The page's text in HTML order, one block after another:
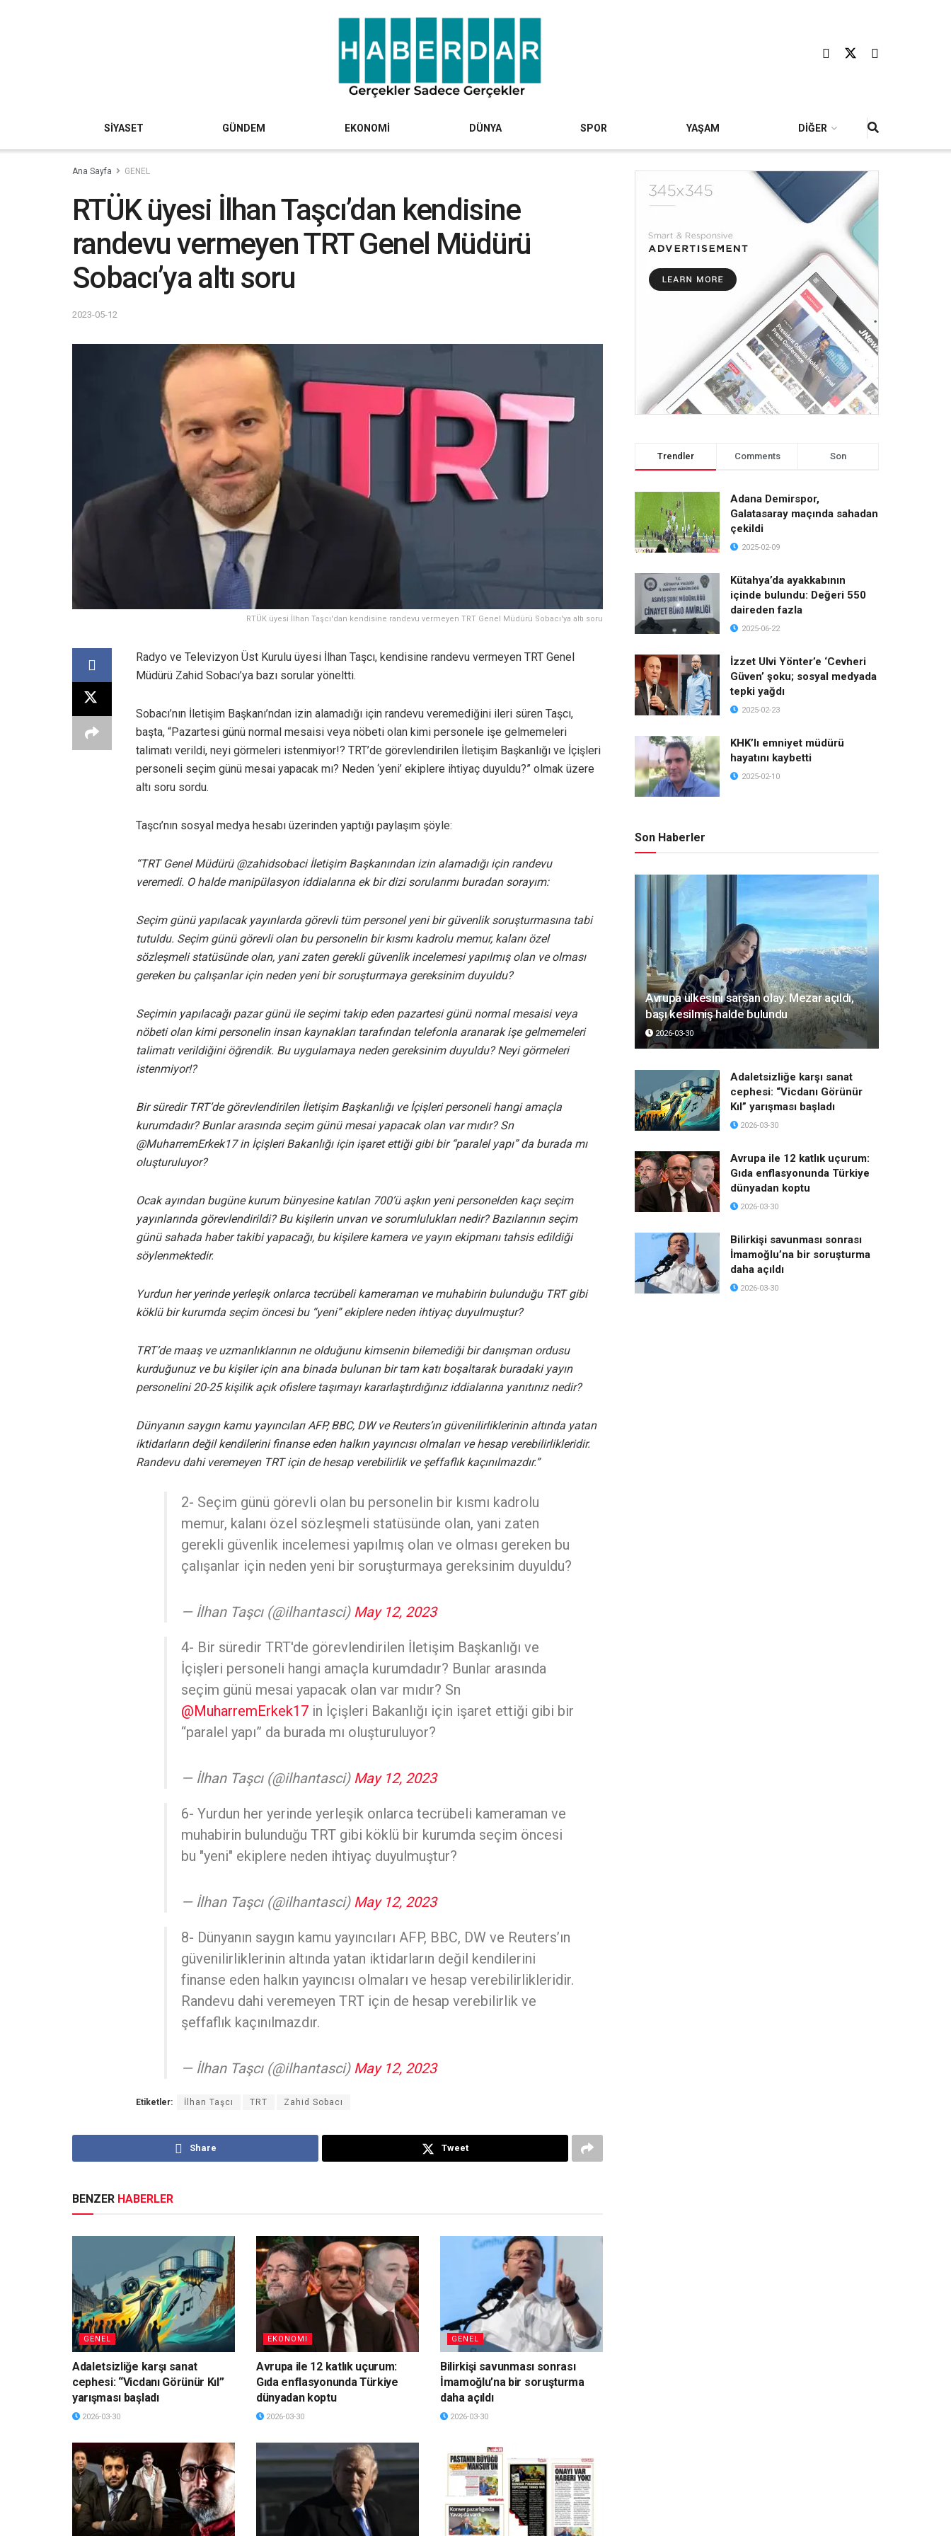
SİYASET GÜNDEM EKONOMİ DÜNYA SPOR YAŞAM DİĞER
Ana Sayfa GENEL
RTÜK üyesi İlhan Taşcı’dan kendisine
randevu vermeyen TRT Genel Müdürü
Sobacı’ya altı soru
2023-05-12
RTÜK üyesi İlhan Taşcı'dan kendisine randevu vermeyen TRT Genel Müdürü Sobacı'ya altı soru
Radyo ve Televizyon Üst Kurulu üyesi İlhan Taşcı, kendisine randevu vermeyen TRT Genel
Müdürü Zahid Sobacı’ya bazı sorular yöneltti.
Sobacı’nın İletişim Başkanı’ndan izin alamadığı için randevu veremediğini ileri süren Taşcı,
başta, “Pazartesi günü normal mesaisi veya nöbeti olan kimi personele işe gelmemeleri
talimatı verildi, neyi görmeleri istenmiyor!? TRT’de görevlendirilen İletişim Başkanlığı ve İçişleri
personeli seçim günü mesai yapacak mı? Neden ‘yeni’ ekiplere ihtiyaç duyuldu?” olmak üzere
altı soru sordu.
Taşcı’nın sosyal medya hesabı üzerinden yaptığı paylaşım şöyle:
“TRT Genel Müdürü @zahidsobaci İletişim Başkanından izin alamadığı için randevu
veremedi. O halde manipülasyon iddialarına ek bir dizi sorularımı buradan sorayım:
Seçim günü yapılacak yayınlarda görevli tüm personel yeni bir güvenlik soruşturmasına tabi
tutuldu. Seçim günü görevli olan bu personelin bir kısmı kadrolu memur, kalanı özel
sözleşmeli statüsünde olan, yani zaten gerekli güvenlik incelemesi yapılmış olan ve olması
gereken bu çalışanlar için neden yeni bir soruşturmaya gereksinim duyuldu?
Seçimin yapılacağı pazar günü ile seçimi takip eden pazartesi günü normal mesaisi veya
nöbeti olan kimi personelin insan kaynakları tarafından telefonla aranarak işe gelmemeleri
talimatı verildiğini öğrendik. Bu uygulamaya neden gereksinim duyuldu? Neyi görmeleri
istenmiyor!?
Bir süredir TRT’de görevlendirilen İletişim Başkanlığı ve İçişleri personeli hangi amaçla
kurumdadır? Bunlar arasında seçim günü mesai yapacak olan var mıdır? Sn
@MuharremErkek17 in İçişleri Bakanlığı için işaret ettiği gibi bir “paralel yapı” da burada mı
oluşturuluyor?
Ocak ayından bugüne kurum bünyesine katılan 700’ü aşkın yeni personelden kaçı seçim
yayınlarında görevlendirildi? Bu kişilerin unvan ve sorumlulukları nedir? Bazılarının seçim
günü sahada haber takibi yapacağı, bu kişilere kamera ve yayın ekipmanı tahsis edildiği
söylenmektedir.
Yurdun her yerinde yerleşik onlarca tecrübeli kameraman ve muhabirin bulunduğu TRT gibi
köklü bir kurumda seçim öncesi bu “yeni” ekiplere neden ihtiyaç duyulmuştur?
TRT’de maaş ve uzmanlıklarının ne olduğunu kimsenin bilemediği bir danışman ordusu
kurduğunuz ve bu kişiler için ana binada bulunan bir tam katı boşaltarak buradaki yayın
personelini 20-25 kişilik açık ofislere taşımayı kararlaştırdığınız iddialarına yanıtınız nedir?
Dünyanın saygın kamu yayıncıları AFP, BBC, DW ve Reuters’ın güvenilirliklerinin altında yatan
iktidarların değil kendilerini finanse eden halkın yayıncısı olmaları ve hesap verebilirlikleridir.
Randevu dahi veremeyen TRT için de hesap verebilirlik ve şeffaflık kaçınılmazdır.”
2- Seçim günü görevli olan bu personelin bir kısmı kadrolu
memur, kalanı özel sözleşmeli statüsünde olan, yani zaten
gerekli güvenlik incelemesi yapılmış olan ve olması gereken bu
çalışanlar için neden yeni bir soruşturmaya gereksinim duyuldu?
— İlhan Taşcı (@ilhantasci) May 12, 2023
4- Bir süredir TRT'de görevlendirilen İletişim Başkanlığı ve
İçişleri personeli hangi amaçla kurumdadır? Bunlar arasında
seçim günü mesai yapacak olan var mıdır? Sn
@MuharremErkek17 in İçişleri Bakanlığı için işaret ettiği gibi bir
“paralel yapı” da burada mı oluşturuluyor?
— İlhan Taşcı (@ilhantasci) May 12, 2023
6- Yurdun her yerinde yerleşik onlarca tecrübeli kameraman ve
muhabirin bulunduğu TRT gibi köklü bir kurumda seçim öncesi
bu "yeni" ekiplere neden ihtiyaç duyulmuştur?
— İlhan Taşcı (@ilhantasci) May 12, 2023
8- Dünyanın saygın kamu yayıncıları AFP, BBC, DW ve Reuters’ın
güvenilirliklerinin altında yatan iktidarların değil kendilerini
finanse eden halkın yayıncısı olmaları ve hesap verebilirlikleridir.
Randevu dahi veremeyen TRT için de hesap verebilirlik ve
şeffaflık kaçınılmazdır.
— İlhan Taşcı (@ilhantasci) May 12, 2023
Etiketler: İlhan Taşcı TRT Zahid Sobacı
Share Tweet
BENZER HABERLER
GENEL
Adaletsizliğe karşı sanat
cephesi: “Vicdanı Görünür Kıl”
yarışması başladı
2026-03-30
EKONOMI
Avrupa ile 12 katlık uçurum:
Gıda enflasyonunda Türkiye
dünyadan koptu
2026-03-30
GENEL
Bilirkişi savunması sonrası
İmamoğlu’na bir soruşturma
daha açıldı
2026-03-30
Trendler Comments Son
Adana Demirspor,
Galatasaray maçında sahadan
çekildi
2025-02-09
Kütahya’da ayakkabının
içinde bulundu: Değeri 550
daireden fazla
2025-06-22
İzzet Ulvi Yönter’e ‘Cevheri
Güven’ şoku; sosyal medyada
tepki yağdı
2025-02-23
KHK’lı emniyet müdürü
hayatını kaybetti
2025-02-10
Son Haberler
Avrupa ülkesini sarsan olay: Mezar açıldı,
başı kesilmiş halde bulundu
2026-03-30
Adaletsizliğe karşı sanat
cephesi: “Vicdanı Görünür
Kıl” yarışması başladı
2026-03-30
Avrupa ile 12 katlık uçurum:
Gıda enflasyonunda Türkiye
dünyadan koptu
2026-03-30
Bilirkişi savunması sonrası
İmamoğlu’na bir soruşturma
daha açıldı
2026-03-30